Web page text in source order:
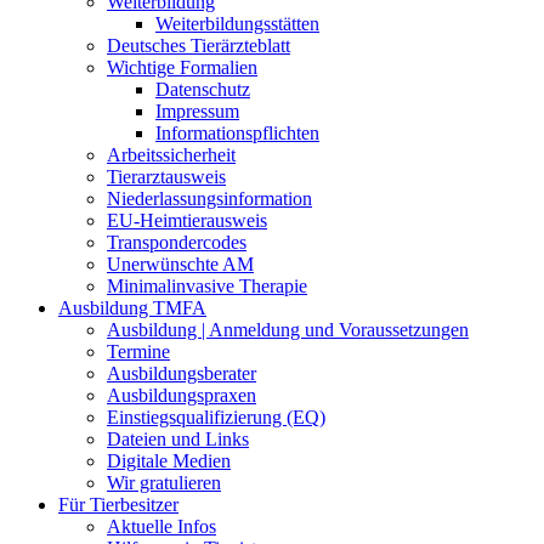
Weiterbildungsstätten
Deutsches Tierärzteblatt
Wichtige Formalien
Datenschutz
Impressum
Informationspflichten
Arbeitssicherheit
Tierarztausweis
Niederlassungsinformation
EU-Heimtierausweis
Transpondercodes
Unerwünschte AM
Minimalinvasive Therapie
Ausbildung TMFA
Ausbildung | Anmeldung und Voraussetzungen
Termine
Ausbildungsberater
Ausbildungspraxen
Einstiegsqualifizierung (EQ)
Dateien und Links
Digitale Medien
Wir gratulieren
Für Tierbesitzer
Aktuelle Infos